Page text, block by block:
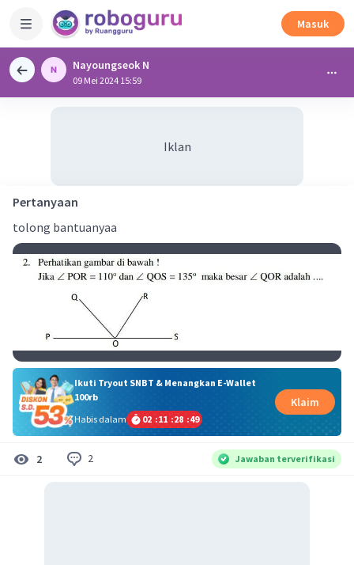
Masuk
Nayoungseok N
09 Mei 2024 15:59
Iklan
Pertanyaan
tolong bantuanyaa
Ikuti Tryout SNBT & Menangkan E-Wallet
100rb
Habis dalam
02 :11 :28 :49
Klaim
2 2 Jawaban terverifikasi